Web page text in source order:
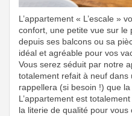
L’appartement « L’escale »
confort, une petite vue sur le
depuis ses balcons ou sa
idéal et agréable pour vos
Vous serez séduit par notre
totalement refait à neuf
rappellera (si besoin !) que
L’appartement est
la literie de qualité pour